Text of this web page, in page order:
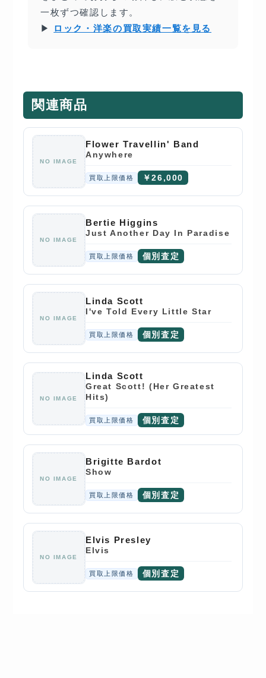
一枚ずつ確認します。
▶
ロック・洋楽の買取実績一覧を見る
関連商品
NO IMAGE
Flower Travellin' Band
Anywhere
買取上限価格 ￥26,000
NO IMAGE
Bertie Higgins
Just Another Day In Paradise
買取上限価格 個別査定
NO IMAGE
Linda Scott
I've Told Every Little Star
買取上限価格 個別査定
NO IMAGE
Linda Scott
Great Scott! (Her Greatest
Hits)
買取上限価格 個別査定
NO IMAGE
Brigitte Bardot
Show
買取上限価格 個別査定
NO IMAGE
Elvis Presley
Elvis
買取上限価格 個別査定